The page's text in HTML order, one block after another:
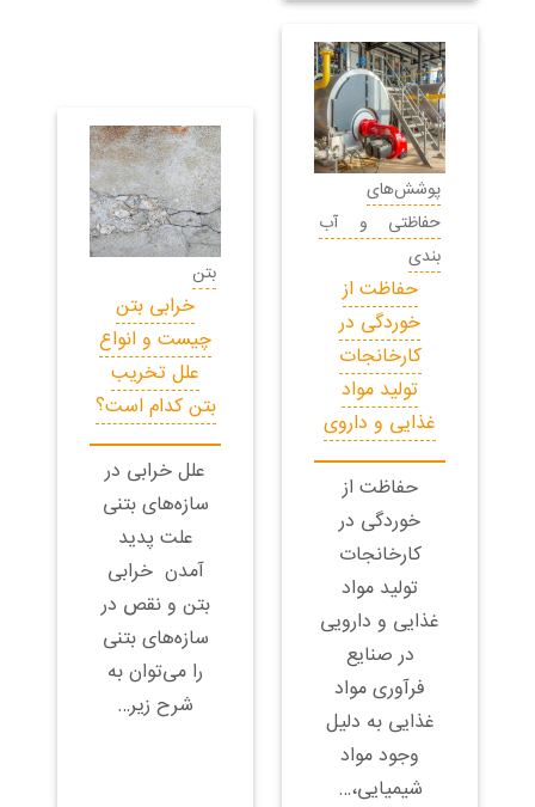
پوشش‌های
حفاظتی و آب
بندی
حفاظت از
خوردگی در
کارخانجات
تولید مواد
غذایی و داروی
حفاظت از
خوردگی در
کارخانجات
تولید مواد
غذایی و دارویی
در صنایع
فرآوری مواد
غذایی به دلیل
وجود مواد
شیمیایی،…
بتن
خرابی بتن
چیست و انواع
علل تخریب
بتن کدام است؟
علل خرابی در
سازه‌های بتنی
علت پدید
آمدن خرابی
بتن و نقص در
سازه‌‍‌های بتنی
را می‌توان به
شرح زیر…